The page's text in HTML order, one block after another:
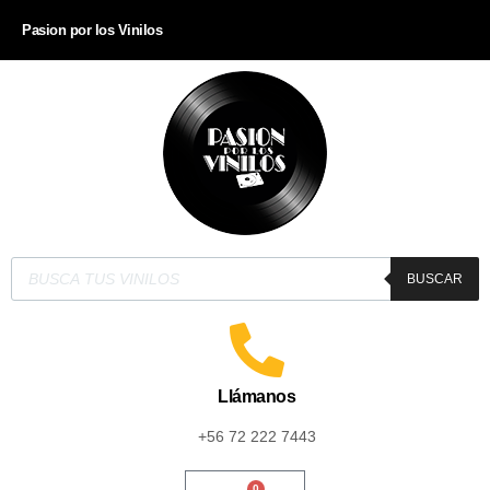
Pasion por los Vinilos
BUSCAR
Llámanos
+56 72 222 7443